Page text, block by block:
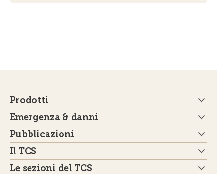
Prodotti
Emergenza & danni
Pubblicazioni
Il TCS
Le sezioni del TCS